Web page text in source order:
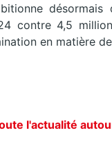
contre 4,5
en matière
l'actualité